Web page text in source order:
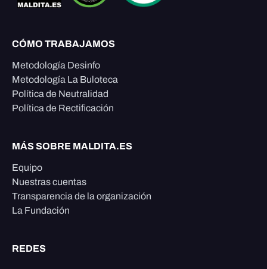
CÓMO TRABAJAMOS
Metodología Desinfo
Metodología La Buloteca
Política de Neutralidad
Política de Rectificación
MÁS SOBRE MALDITA.ES
Equipo
Nuestras cuentas
Transparencia de la organización
La Fundación
REDES